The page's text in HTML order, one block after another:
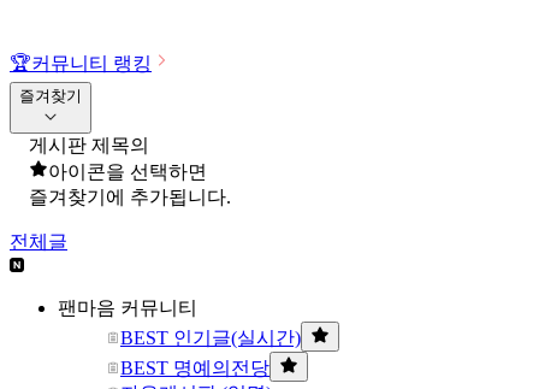
🏆커뮤니티 랭킹
즐겨찾기
게시판 제목의
아이콘을 선택하면
즐겨찾기에 추가됩니다.
전체글
팬마음 커뮤니티
BEST 인기글(실시간)
BEST 명예의전당